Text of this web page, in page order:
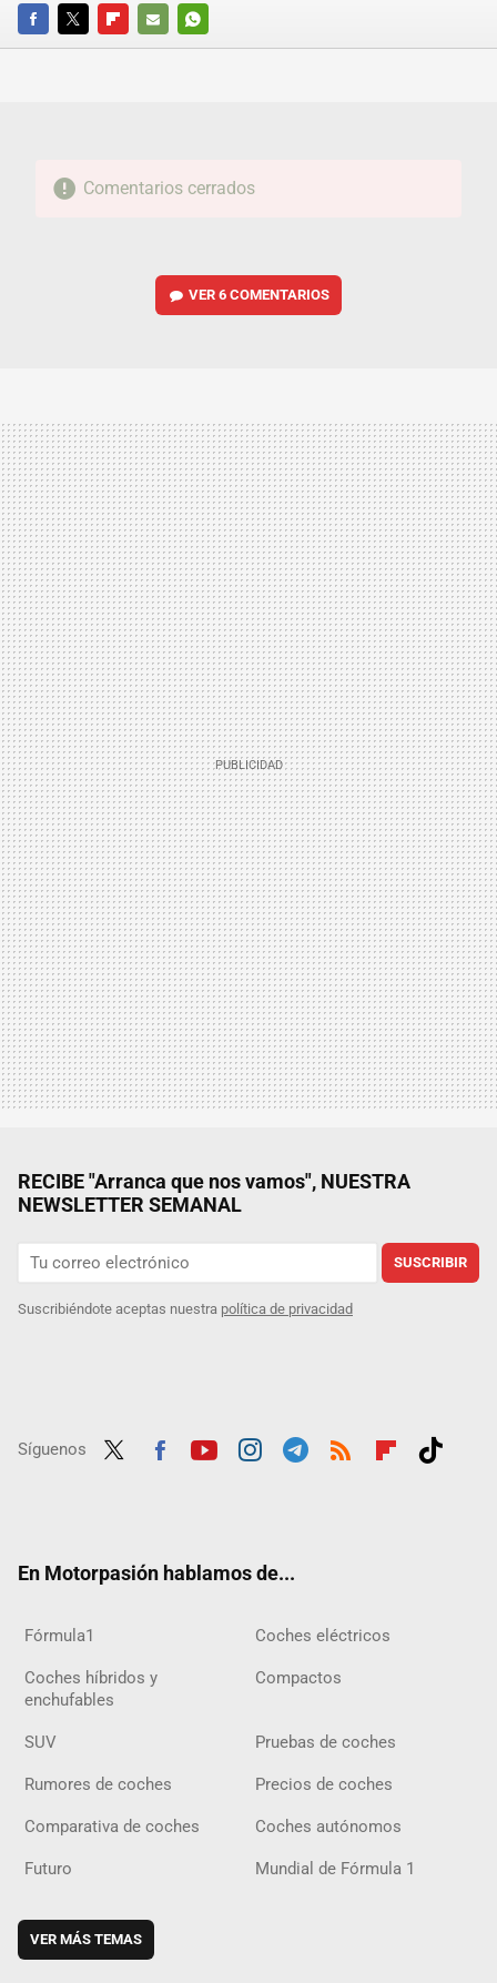
FACEBOOKTWITTERFLIPBOARD
E-
WHATSAPP
Comentarios cerrados
VER6 COMENTARIOS
RECIBE "Arranca que nos vamos", NUESTRA
NEWSLETTER SEMANAL
SUSCRIBIR
Suscribiéndote aceptas nuestra política de privacidad
Síguenos
En Motorpasión hablamos de...
Fórmula1 Coches eléctricos
Coches híbridos y
enchufables
Compactos
SUV Pruebas de coches
Rumores de coches Precios de coches
Comparativa de coches Coches autónomos
Futuro Mundial de Fórmula 1
VER MÁS TEMAS